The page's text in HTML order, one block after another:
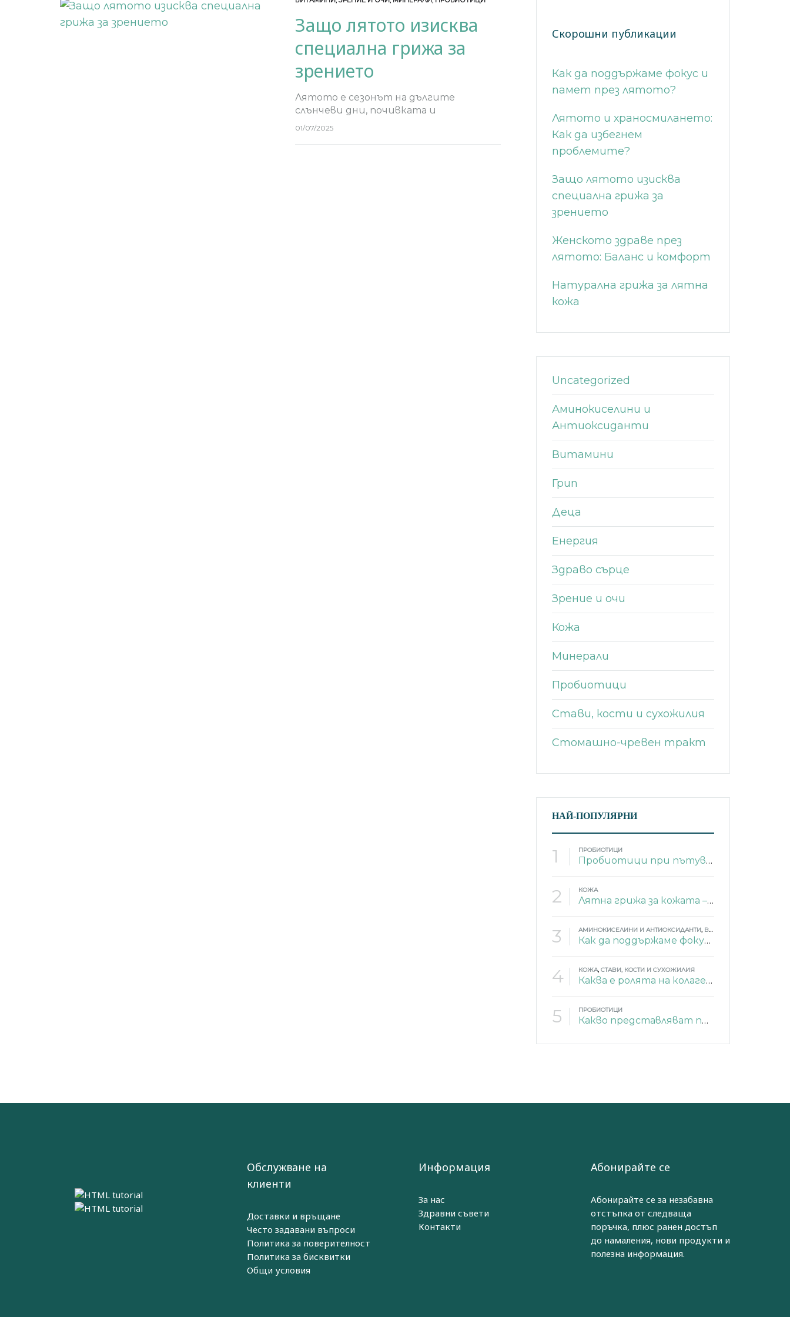
Защо лятото изисква
специална грижа за
зрението
Лятото е сезонът на дългите
слънчеви дни, почивката и
забавленията на открито. Въпреки
01/07/2025
Скорошни публикации
Как да поддържаме фокус и
памет през лятото?
Лятото и храносмилането:
Как да избегнем
проблемите?
Защо лятото изисква
специална грижа за
зрението
Женското здраве през
лятото: Баланс и комфорт
Натурална грижа за лятна
кожа
Uncategorized
Аминокиселини и
Антиоксиданти
Витамини
Грип
Деца
Енергия
Здраво сърце
Зрение и очи
Кожа
Минерали
Пробиотици
Стави, кости и сухожилия
Стомашно-чревен тракт
НАЙ-ПОПУЛЯРНИ
1 ПРОБИОТИЦИ
Пробиотици при пътуване
2 КОЖА
Лятна грижа за кожата – 4 изненадващи съставки
3 АМИНОКИСЕЛИНИ И АНТИОКСИДАНТИ, ВИТАМИНИ
Как да поддържаме фокус и памет през лятото?
4 КОЖА, СТАВИ, КОСТИ И СУХОЖИЛИЯ
Каква е ролята на колагена в тялото?
5 ПРОБИОТИЦИ
Какво представляват пробиотиците?
Обслужване на
клиенти
Доставки и връщане
Често задавани въпроси
Политика за поверителност
Политика за бисквитки
Общи условия
Информация
За нас
Здравни съвети
Контакти
Абонирайте се
Абонирайте се за незабавна
отстъпка от следваща
поръчка, плюс ранен достъп
до намаления, нови продукти и
полезна информация.